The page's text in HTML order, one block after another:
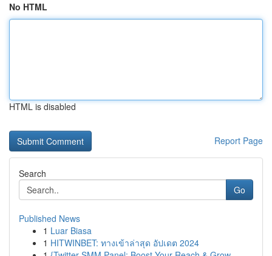
No HTML
HTML is disabled
Report Page
Search
Go
Published News
1 Luar Biasa
1 HITWINBET: ทางเข้าล่าสุด อัปเดต 2024